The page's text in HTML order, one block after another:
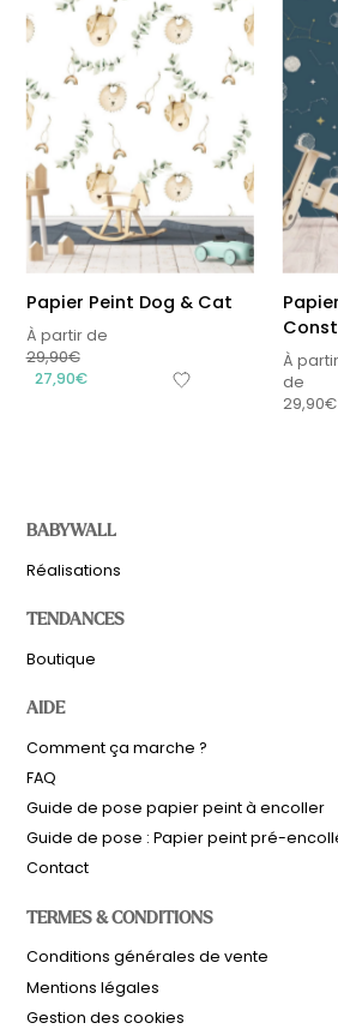
Hors frais de livraison
Voir le panier
Papier Peint Dog & Cat
À partir de
29,90€
27,90€
À partir
de
29,90€
BABYWALL
Réalisations
TENDANCES
Boutique
AIDE
Comment ça marche ?
FAQ
Guide de pose papier peint à encoller
Guide de pose : Papier peint pré-
Contact
TERMES & CONDITIONS
Conditions générales de vente
Mentions légales
Gestion des cookies